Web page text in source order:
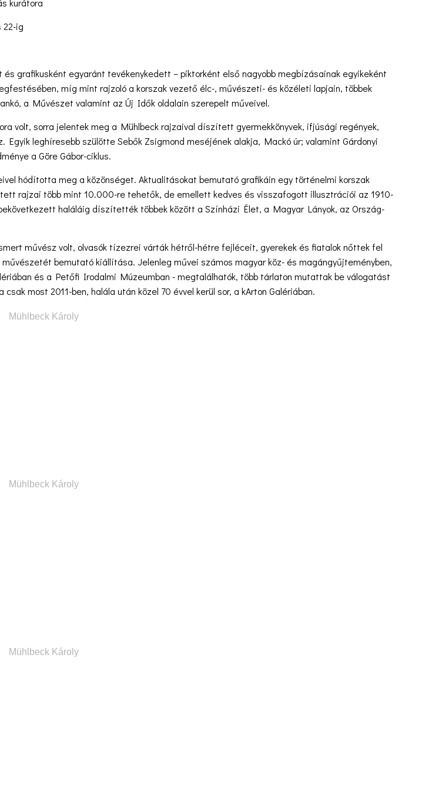
22-ig
és grafikusként egyaránt tevékenykedett – piktorként első nagyobb megbízásainak egyikeként
míg mint rajzoló a korszak vezető élc-, művészeti- és közéleti lapjain, többek
a Művészet valamint az Új Idők oldalain szerepelt műveivel.
volt, sorra jelentek meg a Mühlbeck rajzaival díszített gyermekkönyvek, ifjúsági regények,
Egyik leghíresebb szülötte Sebők Zsigmond meséjének alakja, Mackó úr; valamint Gárdonyi
a Göre Gábor-ciklus.
hódította meg a közönséget. Aktualitásokat bemutató grafikáin egy történelmi korszak
rajzai több mint 10.000-re tehetők, de emellett kedves és visszafogott illusztrációi az 1910-
haláláig díszítették többek között a Színházi Élet, a Magyar Lányok, az Ország-
művész volt, olvasók tízezrei várták hétről-hétre fejléceit, gyerekek és fiatalok nőttek fel
bemutató kiállítása. Jelenleg művei számos magyar köz- és magángyűjteményben,
és a Petőfi Irodalmi Múzeumban - megtalálhatók, több tárlaton mutattak be válogatást
most 2011-ben, halála után közel 70 évvel kerül sor, a kArton Galériában.
Mühlbeck Károly
Mühlbeck Károly
Mühlbeck Károly